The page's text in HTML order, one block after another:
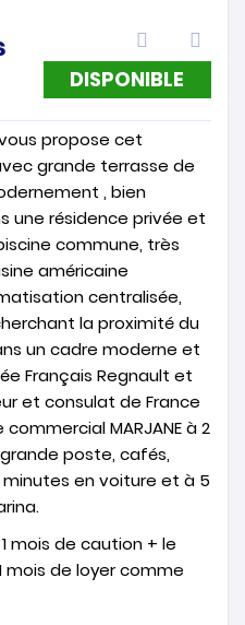
Contact
DISPONIBLE
propose cet
grande terrasse de
, bien
une résidence privée et
commune, très
américaine
centralisée,
la proximité du
un cadre moderne et
Français Regnault et
et consulat de France
MARJANE à 2
poste, cafés,
en voiture et à 5
mois de caution + le
mois de loyer comme